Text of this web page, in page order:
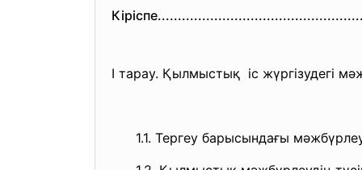
Кіріспе.......................
I тарау. Қылмыстық іс жүргізудегі
1.1. Тергеу барысындағы